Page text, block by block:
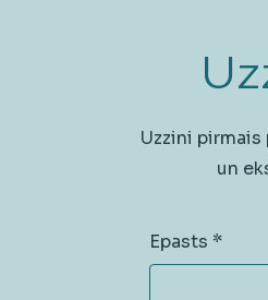
Uzzini pirmais
un
Epasts *